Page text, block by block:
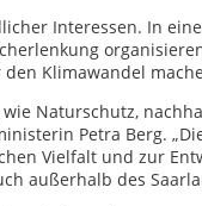
Interessen. In
Klimawandel
Naturschutz,
Petra Berg.
Vielfalt und zur
außerhalb des